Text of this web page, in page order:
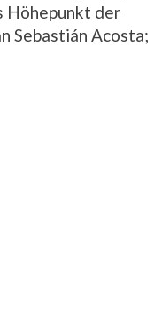
Höhepunkt der
Sebastián Acosta;